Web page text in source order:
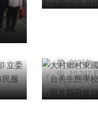
大村鄉村
2026年
10,342
3 分享